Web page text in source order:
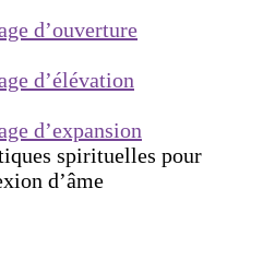
d’ouverture
d’élévation
d’expansion
spirituelles pour
d’âme